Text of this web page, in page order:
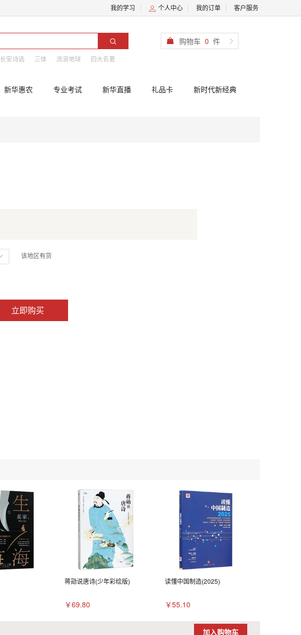
我的学习 个人中心 我的订单 客户服务
长安诗选 三体 流浪地球 四大名著
购物车 0 件
新华惠农 专业考试 新华直播 礼品卡 新时代新经典
该地区有货
立即购买
蒋勋说唐诗(少年彩绘版)
￥69.80
读懂中国制造(2025)
￥55.10
加入购物车